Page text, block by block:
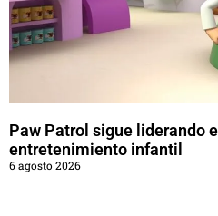
Paw Patrol sigue liderando
entretenimiento infantil
6 agosto 2026